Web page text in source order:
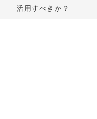
活用すべきか？